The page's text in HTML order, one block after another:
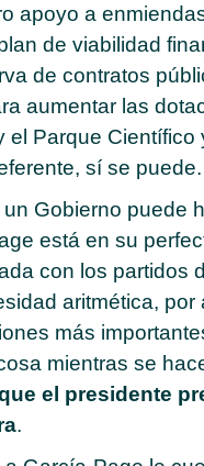
apoyo a
de viabilidad
de contratos
aumentar las
Parque Científico
sí se puede.
Gobierno puede
está en su
con los partidos
aritmética,
más
mientras se
el presidente
.